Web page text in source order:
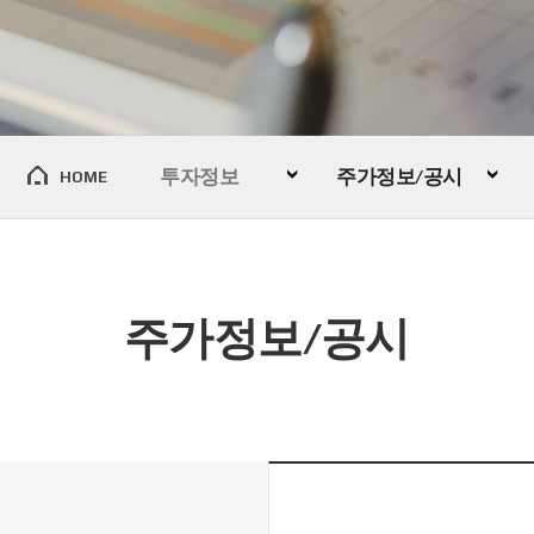
HOME 투자정보 주가정보/공시
주가정보/공시